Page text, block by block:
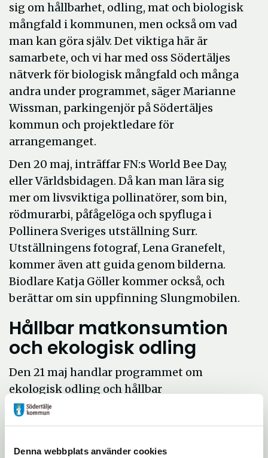
Denna webbplats använder cookies
sig om hållbarhet, odling, mat och biologisk
mångfald i kommunen, men också om vad
man kan göra själv. Det viktiga här är
samarbete, och vi har med oss Södertäljes
nätverk för biologisk mångfald och många
andra under programmet, säger Marianne
Wissman, parkingenjör på Södertäljes
kommun och projektledare för
arrangemanget.
Den 20 maj, inträffar FN:s World Bee Day,
eller Världsbidagen. Då kan man lära sig
mer om livsviktiga pollinatörer, som bin,
rödmurarbi, påfågelöga och spyfluga i
Pollinera Sveriges utställning Surr.
Utställningens fotograf, Lena Granefelt,
kommer även att guida genom bilderna.
Biodlare Katja Göller kommer också, och
berättar om sin uppfinning Slungmobilen.
Hållbar matkonsumtion
och ekologisk odling
Den 21 maj handlar programmet om
ekologisk odling och hållbar
matkonsumtion. Då kan man lära sig mer
om vad man kan göra själv, och här kan